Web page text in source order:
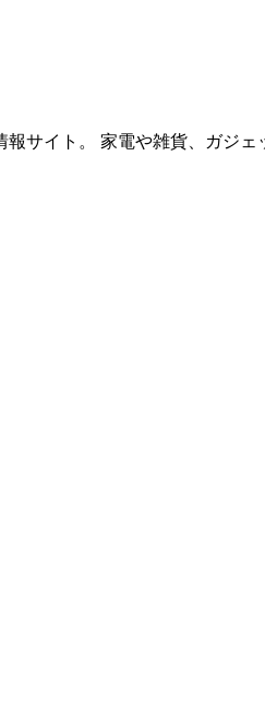
サイト。 家電や雑貨、ガジェ